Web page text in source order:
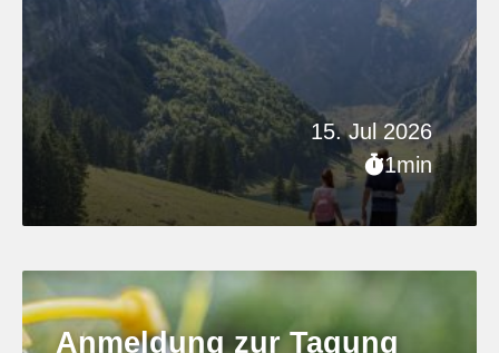
15. Jul 2026
1min
Anmeldung zur Tagung